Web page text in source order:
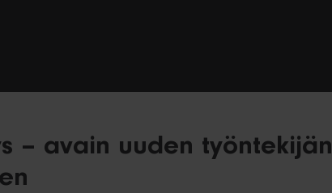
– avain uuden työntekijän